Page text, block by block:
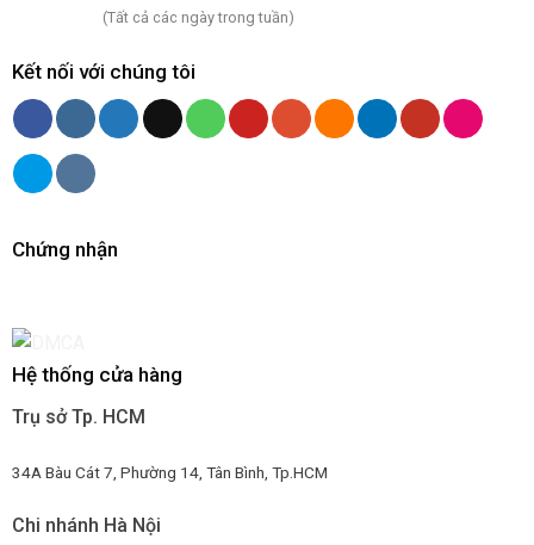
(Tất cả các ngày trong tuần)
Kết nối với chúng tôi
Chứng nhận
Hệ thống cửa hàng
Trụ sở Tp. HCM
34A Bàu Cát 7, Phường 14, Tân Bình, Tp.HCM
Chi nhánh Hà Nội